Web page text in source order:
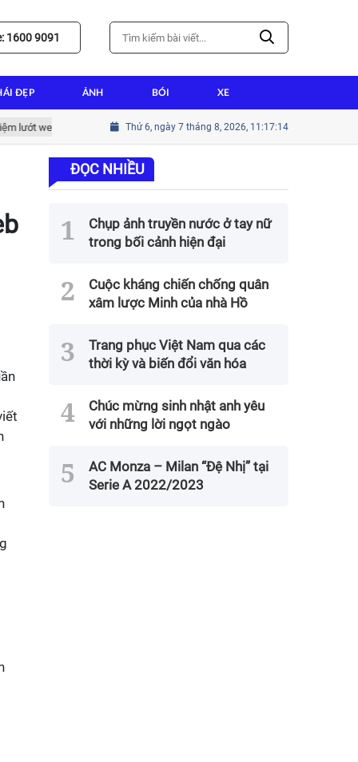
1600 9091
ĐẸP ẢNH BÓI XE
web tốt nhất Hướng dẫn cài win tại nhà thành tín cho người mới
Thứ 6, ngày 7 tháng 8, 2026, 11:17:15
ĐỌC NHIỀU
Chụp ảnh truyền nước ở tay nữ
trong bối cảnh hiện đại
Cuộc kháng chiến chống quân
xâm lược Minh của nhà Hồ
Trang phục Việt Nam qua các
thời kỳ và biến đổi văn hóa
Chúc mừng sinh nhật anh yêu
với những lời ngọt ngào
AC Monza – Milan “Đệ Nhị” tại
Serie A 2022/2023